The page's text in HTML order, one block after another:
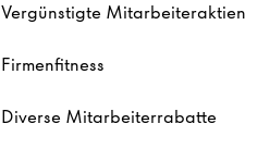
Vergünstigte Mitarbeiteraktien
Firmenfitness
Diverse Mitarbeiterrabatte